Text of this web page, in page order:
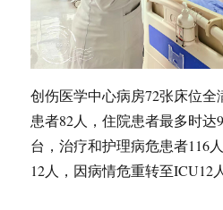
创伤医学中心病房72张床位
患者82人，住院患者最多时达
台，治疗和护理病危患者116
12人，因病情危重转至ICU12人